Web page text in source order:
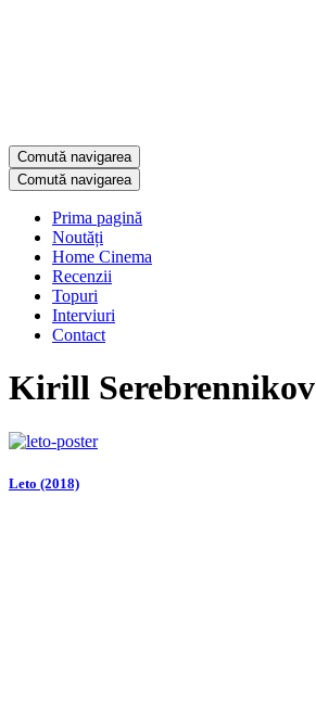
Comută navigarea
Comută navigarea
Prima pagină
Noutăți
Home Cinema
Recenzii
Topuri
Interviuri
Contact
Kirill Serebrennikov
Leto (2018)